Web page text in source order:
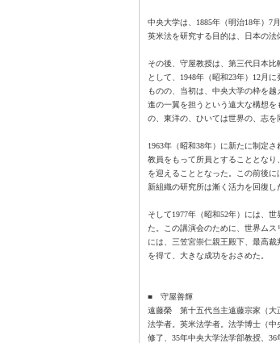
中央大学は、1885年（明治18年）7
英米法を研究する目的は、日本の法
その後、守屋教授は、第三代日本
として、1948年（昭和23年）12月
ものの、当初は、中央大学の枠を
進の一翼を担うという遠大な構想
の、東洋の、ひいては世界の、志を
1963年（昭和38年）に新たに制定
教員をもって所員とすることとな
を迎えることとなった。この前後に
新組織の研究所は漸く活力を回復し
そして1977年（昭和52年）には、
た。この講演会のために、世界ム
には、三笠宮崇仁親王殿下、最高
を得て、大きな成功をおさめた。
■ 守屋善輝
遠藤榮 第十五代当主遠藤宗家（大
法学者。英米法学者。法学博士（
修了、35年中央大学法学部教授、